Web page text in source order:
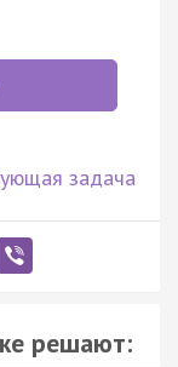
задача
решают: